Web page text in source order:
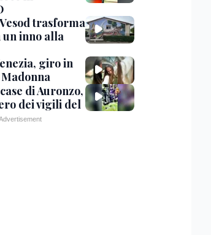
trasforma
inno alla
giro in
di Auronzo,
dei vigili del